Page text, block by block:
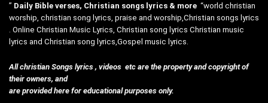
” Daily Bible verses, Christian songs lyrics & more “world christian
worship, christian song lyrics, praise and worship,Christian songs lyrics
. Online Christian Music Lyrics, Christian song lyrics Christian music
lyrics and Christian song lyrics,Gospel music lyrics.
All christian Songs lyrics , videos etc are the property and copyright of
their owners, and
are provided here for educational purposes only.